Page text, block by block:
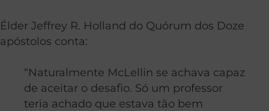
Élder Jeffrey R. Holland do Quórum dos Doze
apóstolos conta:
“Naturalmente McLellin se achava capaz
de aceitar o desafio. Só um professor
teria achado que estava tão bem